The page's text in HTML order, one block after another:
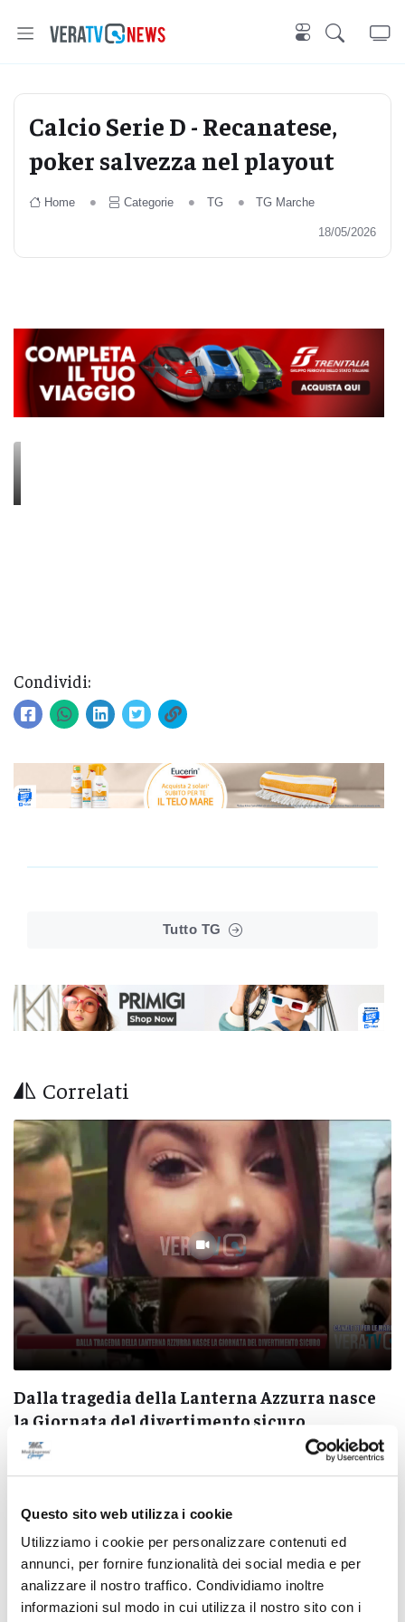
Questo sito web utilizza i cookie
Utilizziamo i cookie per personalizzare contenuti ed
annunci, per fornire funzionalità dei social media e per
analizzare il nostro traffico. Condividiamo inoltre
informazioni sul modo in cui utilizza il nostro sito con i
Calcio Serie D - Recanatese,
poker salvezza nel playout
Home Categorie TG TG Marche
18/05/2026
Condividi:
Tutto TG
Correlati
Dalla tragedia della Lanterna Azzurra nasce
la Giornata del divertimento sicuro
05/08/2026
Pubblicità